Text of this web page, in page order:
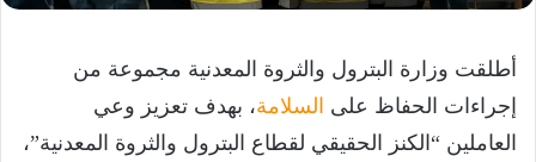
أطلقت وزارة البترول والثروة المعدنية مجموعة من
إجراءات الحفاظ على السلامة، بهدف تعزيز وعي
العاملين “الكنز الحقيقي لقطاع البترول والثروة المعدنية”،